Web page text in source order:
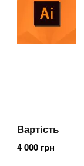
Вартість
4 000 грн